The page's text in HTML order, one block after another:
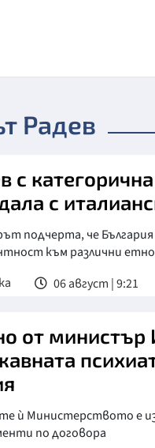
Радев
с
с
подчерта, че
към различни
06 август | 9:21
от министър
ѝ Министерството е
по договора